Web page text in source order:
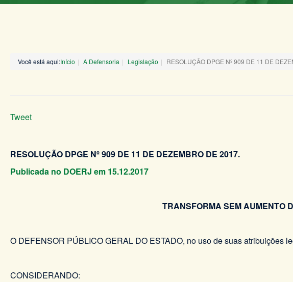
Você está aqui:Início A Defensoria Legislação RESOLUÇÃO DPGE Nº 909 DE 11 DE
Tweet
RESOLUÇÃO DPGE Nº 909 DE 11 DE DEZEMBRO DE 2017.
Publicada no DOERJ em 15.12.2017
TRANSFORMA SEM AUMENTO
O DEFENSOR PÚBLICO GERAL DO ESTADO, no uso de suas atribuições
CONSIDERANDO: